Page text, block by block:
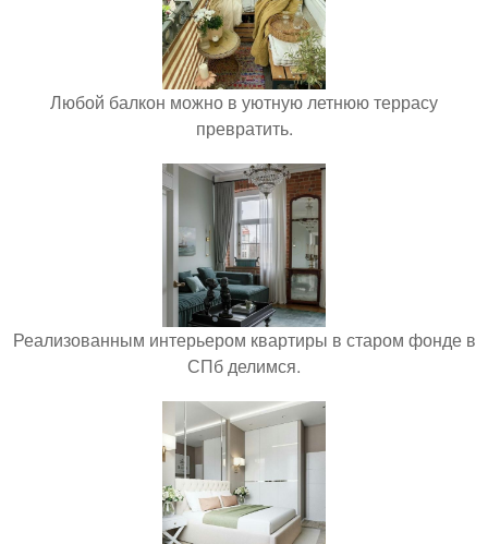
Любой балкон можно в уютную летнюю террасу
превратить.
Реализованным интерьером квартиры в старом фонде в
СПб делимся.